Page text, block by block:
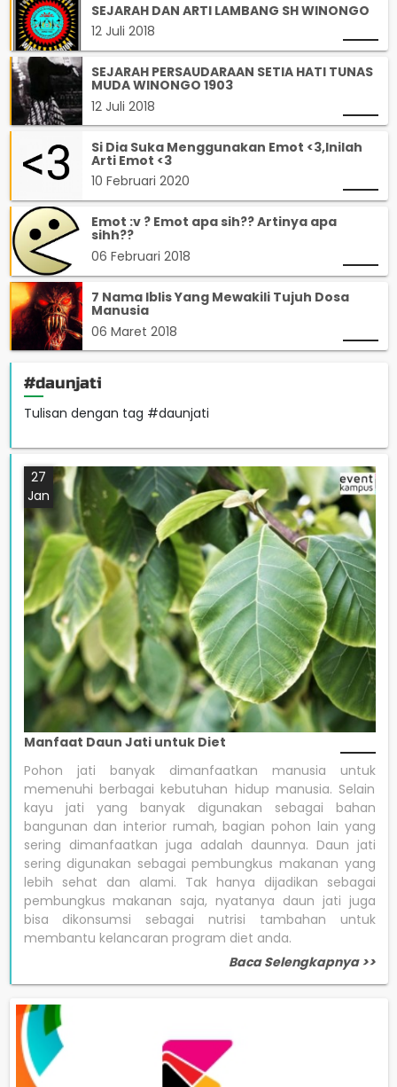
SEJARAH DAN ARTI LAMBANG SH WINONGO
12 Juli 2018
SEJARAH PERSAUDARAAN SETIA HATI TUNAS
MUDA WINONGO 1903
12 Juli 2018
Si Dia Suka Menggunakan Emot <3,Inilah
Arti Emot <3
10 Februari 2020
Emot :v ? Emot apa sih?? Artinya apa
sihh??
06 Februari 2018
7 Nama Iblis Yang Mewakili Tujuh Dosa
Manusia
06 Maret 2018
#daunjati
Tulisan dengan tag #daunjati
27
Jan
Manfaat Daun Jati untuk Diet
Pohon jati banyak dimanfaatkan manusia untuk
memenuhi berbagai kebutuhan hidup manusia. Selain
kayu jati yang banyak digunakan sebagai bahan
bangunan dan interior rumah, bagian pohon lain yang
sering dimanfaatkan juga adalah daunnya. Daun jati
sering digunakan sebagai pembungkus makanan yang
lebih sehat dan alami. Tak hanya dijadikan sebagai
pembungkus makanan saja, nyatanya daun jati juga
bisa dikonsumsi sebagai nutrisi tambahan untuk
membantu kelancaran program diet anda.
Baca Selengkapnya >>